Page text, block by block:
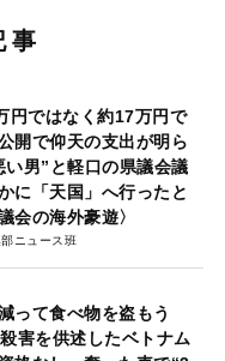
事
円ではなく約17万円で
開で仰天の支出が明ら
男”と軽口の県議会議
に「天国」へ行ったと
会の海外豪遊〉
ニュース班
て食べ物を盗もう
害を供述したベトナム